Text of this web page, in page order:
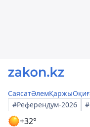
СаясатӘлемҚаржы
#Референдум-2026
+32°